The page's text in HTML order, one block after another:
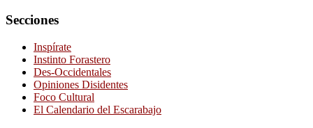
Secciones
Inspírate
Instinto Forastero
Des-Occidentales
Opiniones Disidentes
Foco Cultural
El Calendario del Escarabajo